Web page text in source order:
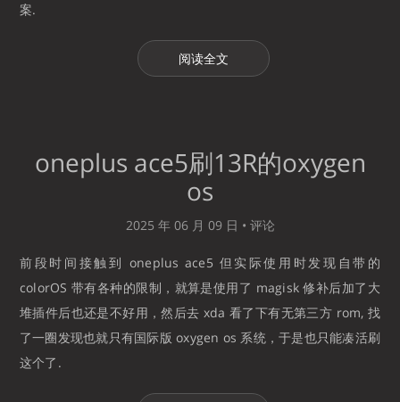
案.
阅读全文
oneplus ace5刷13R的oxygen
os
2025 年 06 月 09 日 • 评论
前段时间接触到 oneplus ace5 但实际使用时发现自带的
colorOS 带有各种的限制，就算是使用了 magisk 修补后加了大
堆插件后也还是不好用，然后去 xda 看了下有无第三方 rom, 找
了一圈发现也就只有国际版 oxygen os 系统，于是也只能凑活刷
这个了.